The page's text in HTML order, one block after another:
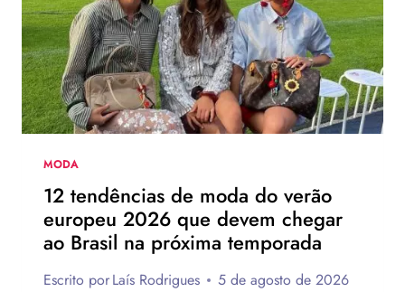
DA
HAVAIANAS?
MODA
12 tendências de moda do verão
europeu 2026 que devem chegar
ao Brasil na próxima temporada
Escrito porLaís Rodrigues 5 de agosto de 2026